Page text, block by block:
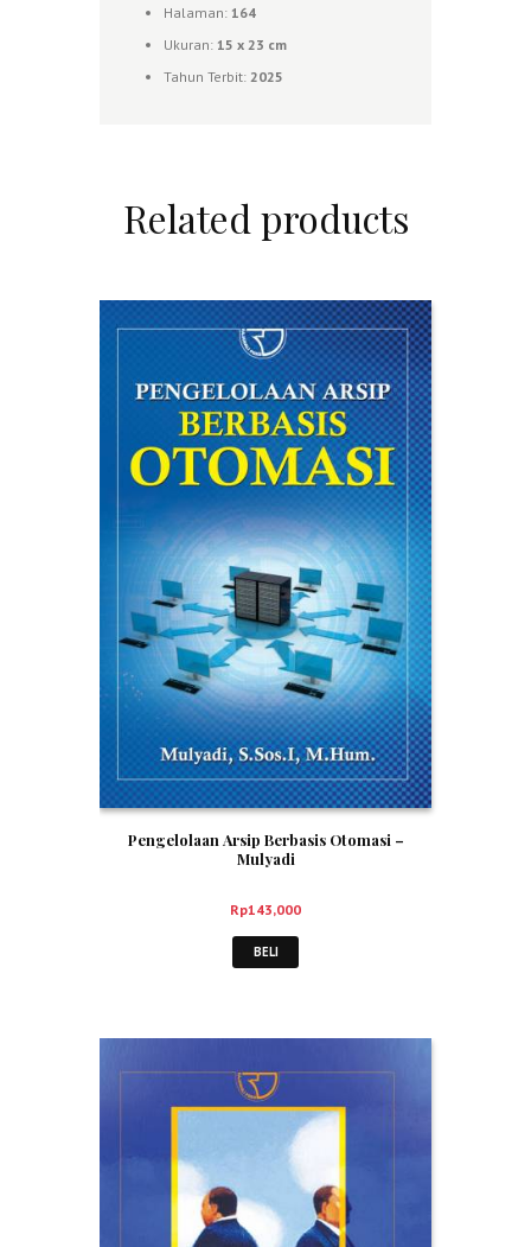
Halaman: 164
Ukuran: 15 x 23 cm
Tahun Terbit: 2025
Related products
Pengelolaan Arsip Berbasis Otomasi –
Mulyadi
Rp143,000
BELI